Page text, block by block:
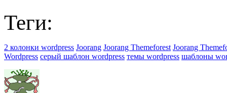
Теги:
2 колонки wordpress Joorang Joorang Themeforest Joorang
Wordpress серый шаблон wordpress темы wordpress шаблоны